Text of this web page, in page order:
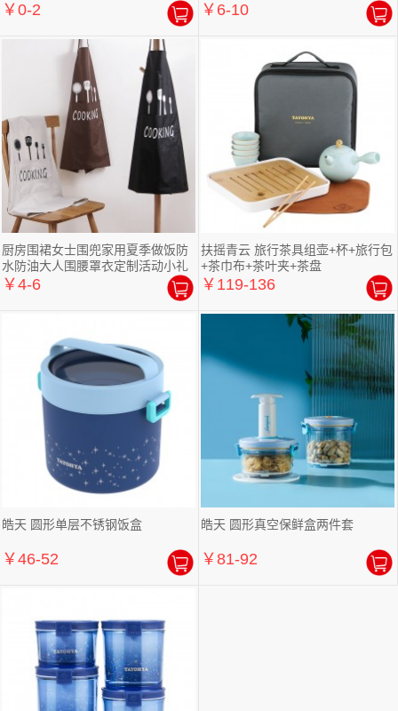
￥0-2 ￥6-10
厨房围裙女士围兜家用夏季做饭防
水防油大人围腰罩衣定制活动小礼
品定制
￥4-6
扶摇青云 旅行茶具组壶+杯+旅行包
+茶巾布+茶叶夹+茶盘
￥119-136
皓天 圆形单层不锈钢饭盒
￥46-52
皓天 圆形真空保鲜盒两件套
￥81-92